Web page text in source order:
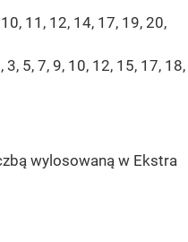
11, 12, 14, 17, 19, 20,
5, 7, 9, 10, 12, 15, 17, 18,
wylosowaną w Ekstra